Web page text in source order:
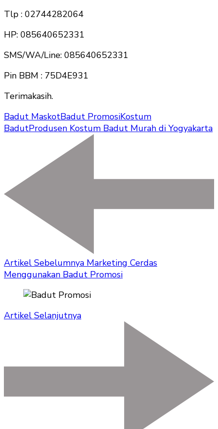
Tlp : 02744282064
HP: 085640652331
SMS/WA/Line: 085640652331
Pin BBM : 75D4E931
Terimakasih.
Badut MaskotBadut PromosiKostum
BadutProdusen Kostum Badut Murah di Yogyakarta
Artikel Sebelumnya Marketing Cerdas
Menggunakan Badut Promosi
Artikel Selanjutnya